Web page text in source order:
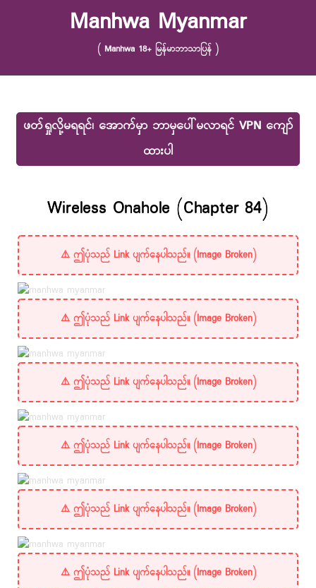
Manhwa Myanmar
( Manhwa 18+ မြန်မာဘာသာပြန် )
ဖတ်ရှုလို့မရရင်၊ အောက်မှာ ဘာမှပေါ်မလာရင် VPN ကျော်
ထားပါ
Wireless Onahole (Chapter 84)